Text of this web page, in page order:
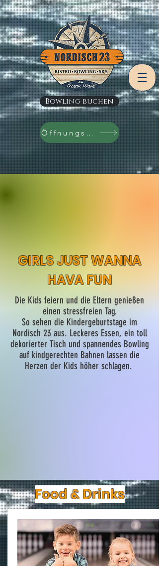
Bowling buchen
Öffnungszeiten
GIRLS JUST WANNA
HAVA FUN
Die Kids feiern und die Eltern genießen
einen stressfreien Tag.
So sehen die Kindergeburtstage im
Nordisch 23 aus. Leckeres Essen, ein toll
dekorierter Tisch und spannendes Bowling
auf kindgerechten Bahnen lassen die
Herzen der Kids höher schlagen.
Food & Drinks